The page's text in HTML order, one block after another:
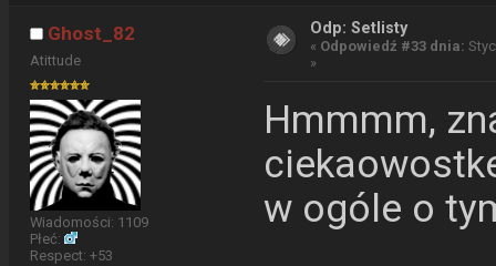
Ghost_82
Atittude
Wiadomości: 1109
Płeć:
Respect:+53
Odp: Setlisty
« Odpowiedź #33 dnia:
»
Hmmmm,
w ogóle o